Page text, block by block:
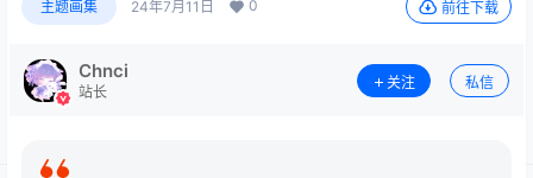
主题画集 24年7月11日 0 前往下载
Chnci
站长
关注 私信